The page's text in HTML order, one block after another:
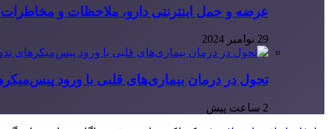
عرضه و حمل اینترنتی دارو، ملاحظات و مخاطرات
29 نوامبر 2024
تحول در درمان بیماری‌های قلبی با ورود
2 ساعت پیش